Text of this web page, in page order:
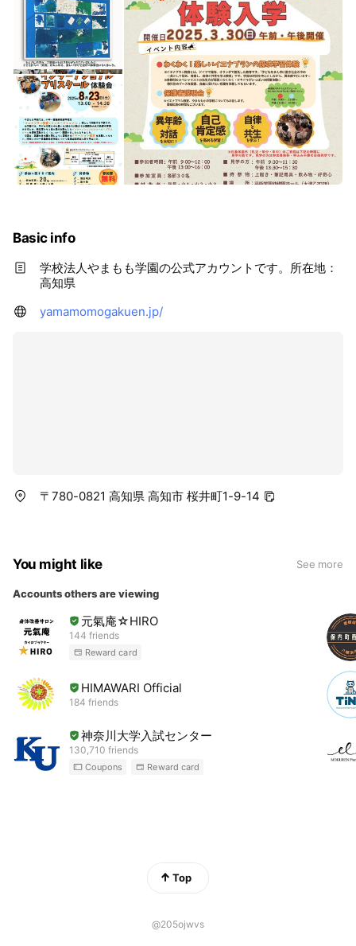
Basic info
学校法人やまもも学園の公式アカウントです。所在地：
高知県
yamamomogakuen.jp/
〒780-0821 高知県 高知市 桜井町1-9-14
You might like See more
Accounts others are viewing
元氣庵☆HIRO
144 friends
Reward card
HIMAWARI Official
184 friends
神奈川大学入試センター
130,710 friends
Coupons Reward card
Top
@205ojwvs